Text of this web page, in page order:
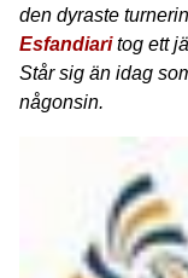
den dyraste
Esfandiaritog ett
Står sig än idag
någonsin.